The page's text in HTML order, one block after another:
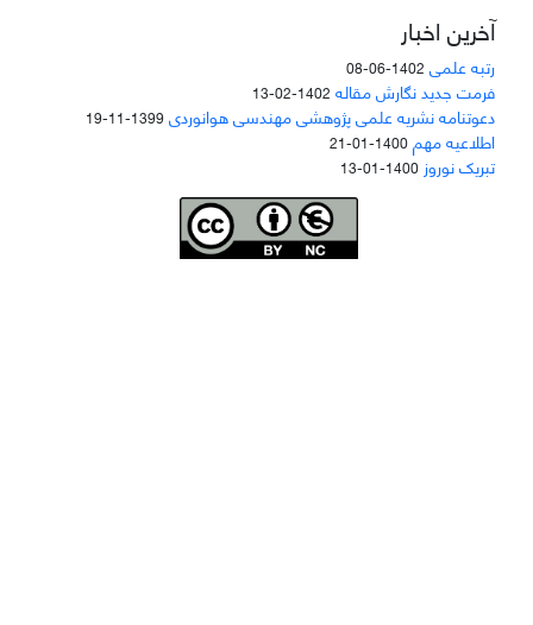
آخرین اخبار
رتبه علمی 1402-06-08
فرمت جدید نگارش مقاله 1402-02-13
دعوتنامه نشریه علمی پژوهشی مهندسی هوانوردی1399-11-19
اطلاعیه مهم1400-01-21
تبریک نوروز 1400-01-13